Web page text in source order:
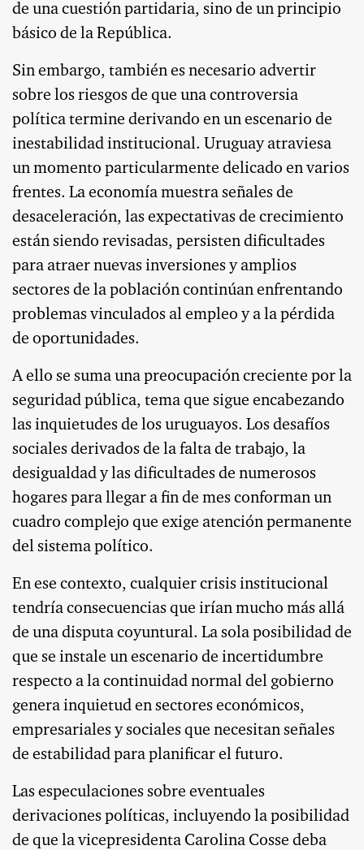
de una cuestión partidaria, sino de un principio
básico de la República.
Sin embargo, también es necesario advertir
sobre los riesgos de que una controversia
política termine derivando en un escenario de
inestabilidad institucional. Uruguay atraviesa
un momento particularmente delicado en varios
frentes. La economía muestra señales de
desaceleración, las expectativas de crecimiento
están siendo revisadas, persisten dificultades
para atraer nuevas inversiones y amplios
sectores de la población continúan enfrentando
problemas vinculados al empleo y a la pérdida
de oportunidades.
A ello se suma una preocupación creciente por la
seguridad pública, tema que sigue encabezando
las inquietudes de los uruguayos. Los desafíos
sociales derivados de la falta de trabajo, la
desigualdad y las dificultades de numerosos
hogares para llegar a fin de mes conforman un
cuadro complejo que exige atención permanente
del sistema político.
En ese contexto, cualquier crisis institucional
tendría consecuencias que irían mucho más allá
de una disputa coyuntural. La sola posibilidad de
que se instale un escenario de incertidumbre
respecto a la continuidad normal del gobierno
genera inquietud en sectores económicos,
empresariales y sociales que necesitan señales
de estabilidad para planificar el futuro.
Las especulaciones sobre eventuales
derivaciones políticas, incluyendo la posibilidad
de que la vicepresidenta Carolina Cosse deba